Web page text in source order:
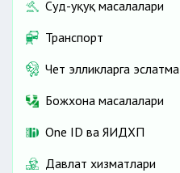
Суд-ҳуқуқ масалалари
Транспорт
Чет элликларга эслатма
Божхона масалалари
One ID ва ЯИДХП
Давлат хизматлари